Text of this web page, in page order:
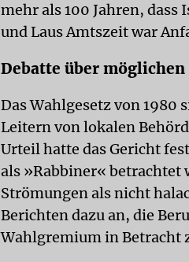
mehr als 100 Jahren, dass
und Laus Amtszeit war
Debatte über
Das Wahlgesetz von 1980
Leitern von lokalen
Urteil hatte das Gericht
als »Rabbiner« betrachtet
Strömungen als nicht
Berichten dazu an, die
Wahlgremium in Betracht